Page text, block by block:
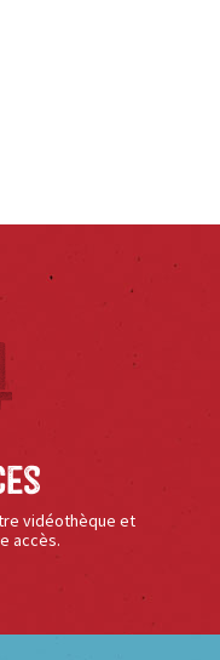
vidéothèque et
accès.